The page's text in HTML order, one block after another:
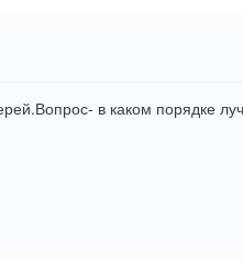
в каком порядке